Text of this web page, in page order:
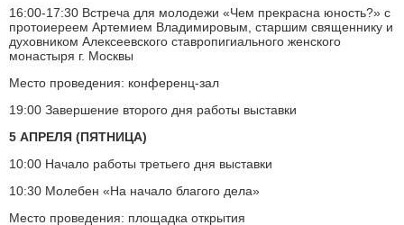
16:00-17:30 Встреча для молодежи «Чем прекрасна юность?» с
протоиереем Артемием Владимировым, старшим священнику и
духовником Алексеевского ставропигиального женского
монастыря г. Москвы
Место проведения: конференц-зал
19:00 Завершение второго дня работы выставки
5 АПРЕЛЯ (ПЯТНИЦА)
10:00 Начало работы третьего дня выставки
10:30 Молебен «На начало благого дела»
Место проведения: площадка открытия